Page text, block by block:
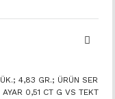
4,83 GR.; ÜRÜN SER
0,51 CT G VS TEKT